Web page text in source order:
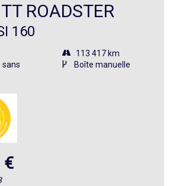
ROADSTER
160
113 417 km
sans
Boîte manuelle
€